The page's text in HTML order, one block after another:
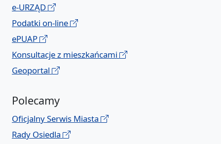
e-URZĄD
Podatki on-line
ePUAP
Konsultacje z mieszkańcami
Geoportal
Polecamy
Oficjalny Serwis Miasta
Rady Osiedla